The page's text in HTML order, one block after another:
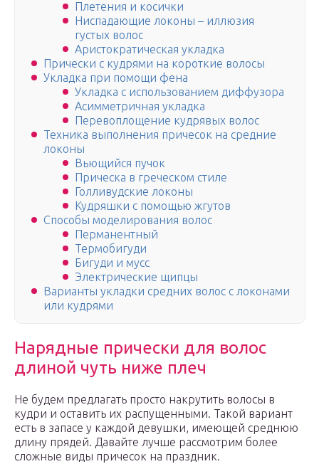
Плетения и косички
Ниспадающие локоны – иллюзия
густых волос
Аристократическая укладка
Прически с кудрями на короткие волосы
Укладка при помощи фена
Укладка с использованием диффузора
Асимметричная укладка
Перевоплощение кудрявых волос
Техника выполнения причесок на средние
локоны
Вьющийся пучок
Прическа в греческом стиле
Голливудские локоны
Кудряшки с помощью жгутов
Способы моделирования волос
Перманентный
Термобигуди
Бигуди и мусс
Электрические щипцы
Варианты укладки средних волос с локонами
или кудрями
Нарядные прически для волос
длиной чуть ниже плеч
Не будем предлагать просто накрутить волосы в
кудри и оставить их распущенными. Такой вариант
есть в запасе у каждой девушки, имеющей среднюю
длину прядей. Давайте лучше рассмотрим более
сложные виды причесок на праздник.